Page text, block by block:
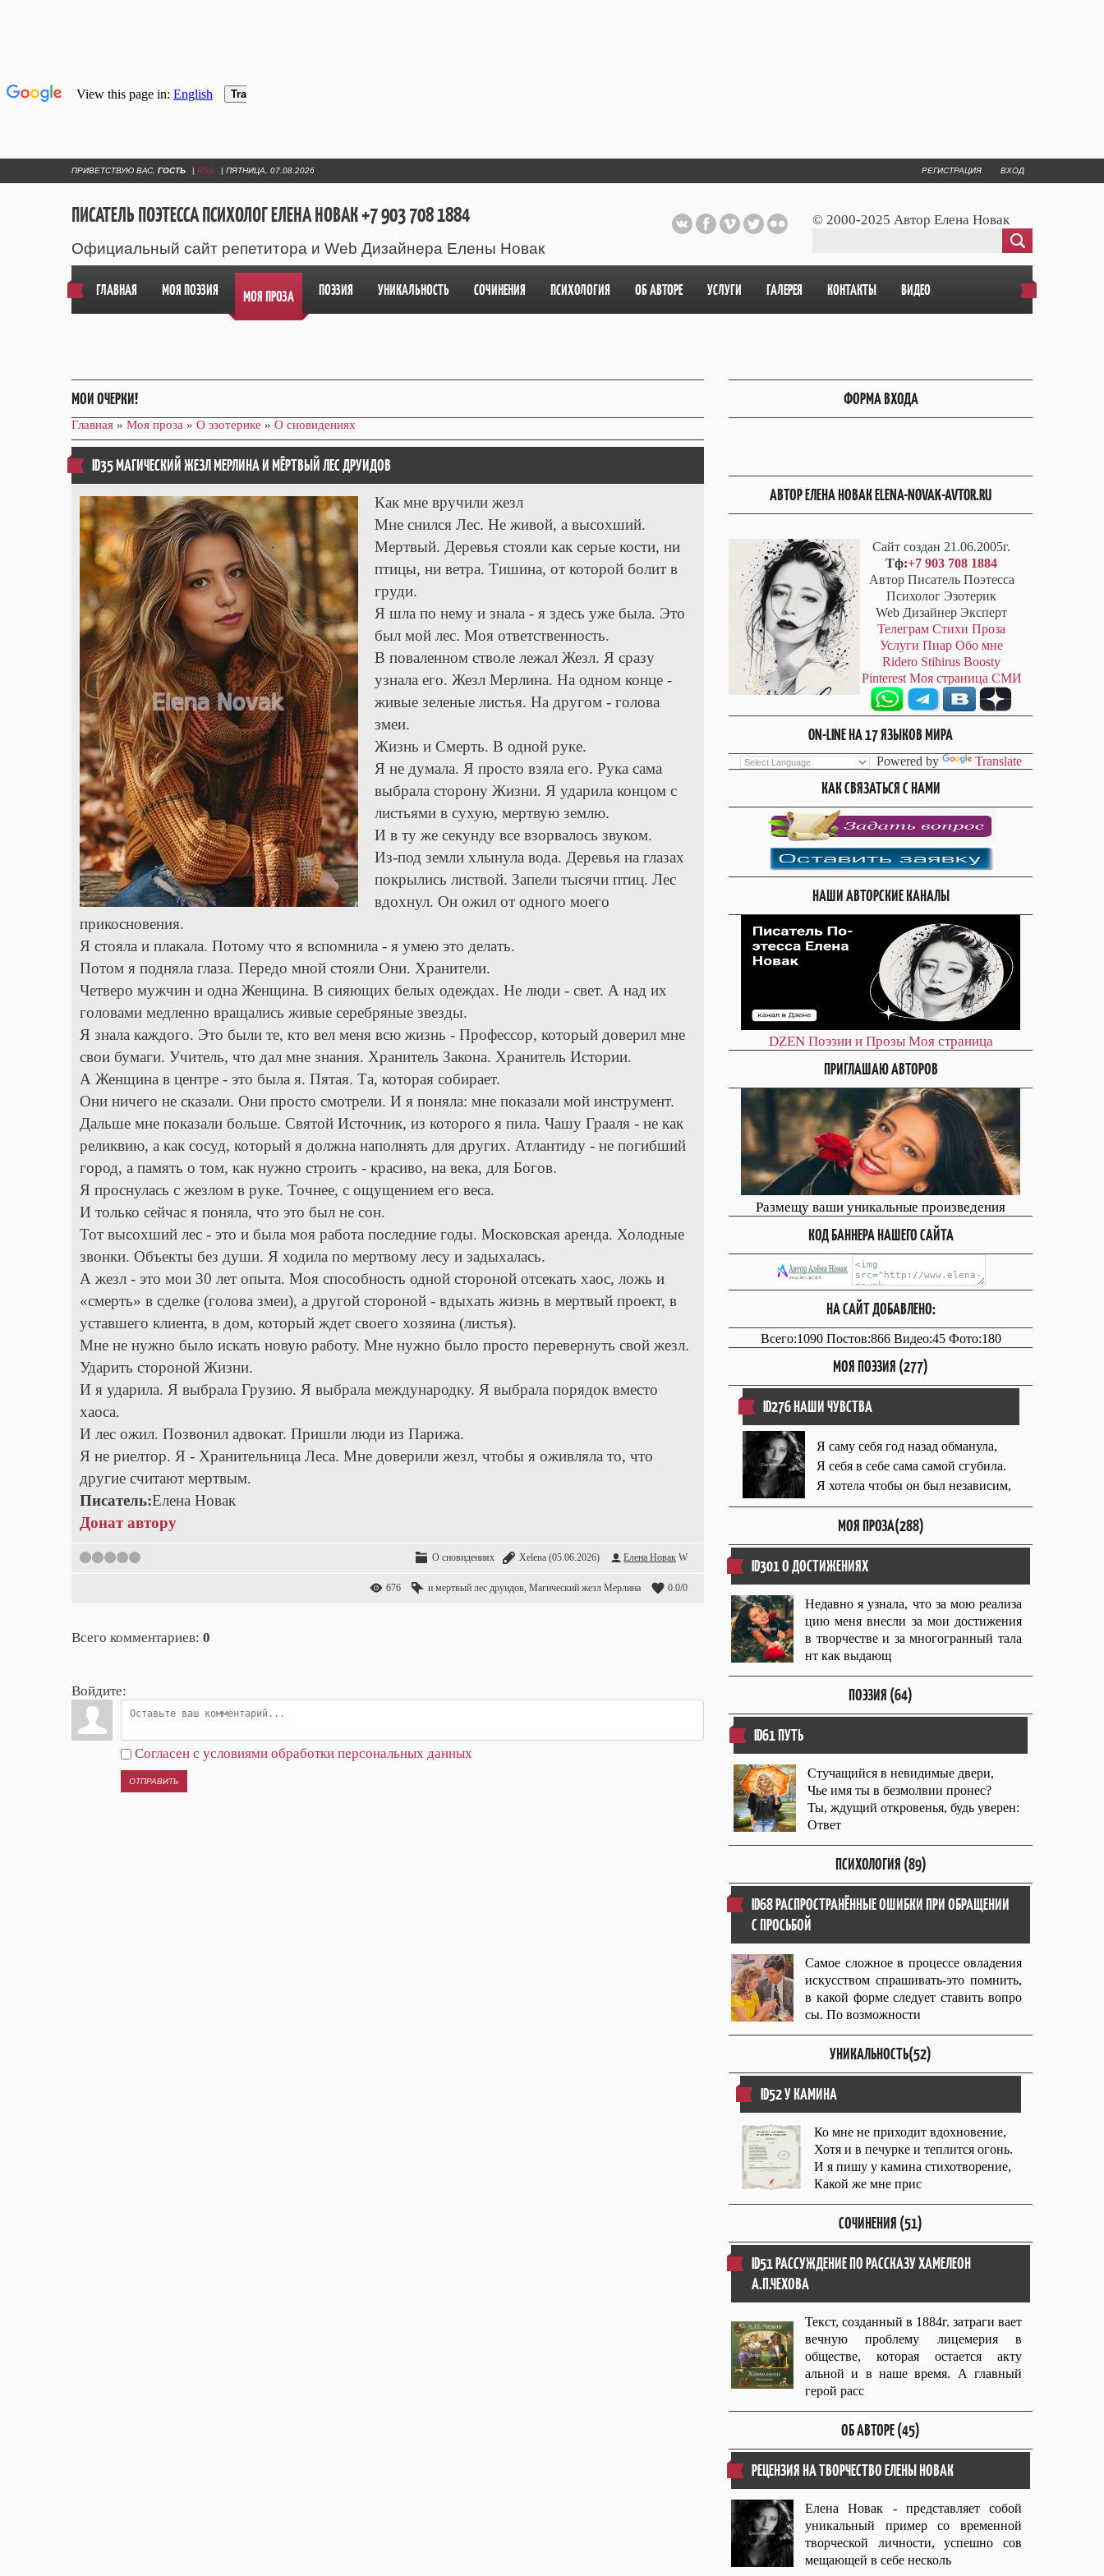
ПРИВЕТСТВУЮ ВАС ГОСТЬ | RSS | ПЯТНИЦА, 07.08.2026 РЕГИСТРАЦИЯ ВХОД
ПИСАТЕЛЬ ПОЭТЕССА ПСИХОЛОГ ЕЛЕНА НОВАК +7 903 708 1884
Официальный сайт репетитора и Web Дизайнера Елены Новак
© 2000-2025 Автор Елена Новак
ГЛАВНАЯ МОЯ ПОЭЗИЯ МОЯ ПРОЗА ПОЭЗИЯ УНИКАЛЬНОСТЬ СОЧИНЕНИЯ ПСИХОЛОГИЯ ОБ АВТОРЕ УСЛУГИ ГАЛЕРЕЯ КОНТАКТЫ ВИДЕО
МОИ ОЧЕРКИ!
Главная » Моя проза » О эзотерике » О сновидениях
ID35 МАГИЧЕСКИЙ ЖЕЗЛ МЕРЛИНА И МЁРТВЫЙ ЛЕС ДРУИДОВ
Как мне вручили жезл
Мне снился Лес. Не живой, а высохший.
Мертвый. Деревья стояли как серые кости, ни
птицы, ни ветра. Тишина, от которой болит в
груди.
Я шла по нему и знала - я здесь уже была. Это
был мой лес. Моя ответственность.
В поваленном стволе лежал Жезл. Я сразу
узнала его. Жезл Мерлина. На одном конце -
живые зеленые листья. На другом - голова
змеи.
Жизнь и Смерть. В одной руке.
Я не думала. Я просто взяла его. Рука сама
выбрала сторону Жизни. Я ударила концом с
листьями в сухую, мертвую землю.
И в ту же секунду все взорвалось звуком.
Из-под земли хлынула вода. Деревья на глазах
покрылись листвой. Запели тысячи птиц. Лес
вдохнул. Он ожил от одного моего
прикосновения.
Я стояла и плакала. Потому что я вспомнила - я умею это делать.
Потом я подняла глаза. Передо мной стояли Они. Хранители.
Четверо мужчин и одна Женщина. В сияющих белых одеждах. Не люди - свет. А над их
головами медленно вращались живые серебряные звезды.
Я знала каждого. Это были те, кто вел меня всю жизнь - Профессор, который доверил мне
свои бумаги. Учитель, что дал мне знания. Хранитель Закона. Хранитель Истории.
А Женщина в центре - это была я. Пятая. Та, которая собирает.
Они ничего не сказали. Они просто смотрели. И я поняла: мне показали мой инструмент.
Дальше мне показали больше. Святой Источник, из которого я пила. Чашу Грааля - не как
реликвию, а как сосуд, который я должна наполнять для других. Атлантиду - не погибший
город, а память о том, как нужно строить - красиво, на века, для Богов.
Я проснулась с жезлом в руке. Точнее, с ощущением его веса.
И только сейчас я поняла, что это был не сон.
Тот высохший лес - это и была моя работа последние годы. Московская аренда. Холодные
звонки. Объекты без души. Я ходила по мертвому лесу и задыхалась.
А жезл - это мои 30 лет опыта. Моя способность одной стороной отсекать хаос, ложь и
«смерть» в сделке (голова змеи), а другой стороной - вдыхать жизнь в мертвый проект, в
уставшего клиента, в дом, который ждет своего хозяина (листья).
Мне не нужно было искать новую работу. Мне нужно было просто перевернуть свой жезл.
Ударить стороной Жизни.
И я ударила. Я выбрала Грузию. Я выбрала международку. Я выбрала порядок вместо
хаоса.
И лес ожил. Позвонил адвокат. Пришли люди из Парижа.
Я не риелтор. Я - Хранительница Леса. Мне доверили жезл, чтобы я оживляла то, что
другие считают мертвым.
Писатель:Елена Новак
Донат автору
1 2 3 4 О сновидениях Xelena (05.06.2026) Елена Новак W
676 и мертвый лес друидов, Магический жезл Мерлина 0.0/0
Всего комментариев: 0
Войдите:
Согласен с условиями обработки персональных данных
ОТПРАВИТЬ
ФОРМА ВХОДА
АВТОР ЕЛЕНА НОВАК ELENA-NOVAK-AVTOR.RU
Сайт создан 21.06.2005г.
Тф:+7 903 708 1884
Автор Писатель Поэтесса
Психолог Эзотерик
Web Дизайнер Эксперт
Телеграм Стихи Проза
Услуги Пиар Обо мне
Ridero Stihirus Boosty
Pinterest Моя страница СМИ
ON-LINE НА 17 ЯЗЫКОВ МИРА
Powered by Translate
КАК СВЯЗАТЬСЯ С НАМИ
НАШИ АВТОРСКИЕ КАНАЛЫ
DZEN Поэзии и Прозы Моя страница
ПРИГЛАШАЮ АВТОРОВ
Размещу ваши уникальные произведения
КОД БАННЕРА НАШЕГО САЙТА
НА САЙТ ДОБАВЛЕНО:
Всего:1090 Постов:866 Видео:45 Фото:180
МОЯ ПОЭЗИЯ (277)
ID276 НАШИ ЧУВСТВА
Я саму себя год назад обманула,
Я себя в себе сама самой сгубила.
Я хотела чтобы он был независим,
МОЯ ПРОЗА(288)
ID301 О ДОСТИЖЕНИЯХ
Недавно я узнала, что за мою реализа
цию меня внесли за мои достижения
в творчестве и за многогранный тала
нт как выдающ
ПОЭЗИЯ (64)
ID61 ПУТЬ
Стучащийся в невидимые двери,
Чье имя ты в безмолвии пронес?
Ты, ждущий откровенья, будь уверен:
Ответ
ПСИХОЛОГИЯ (89)
ID68 РАСПРОСТРАНЁННЫЕ ОШИБКИ ПРИ ОБРАЩЕНИИ
С ПРОСЬБОЙ
Самое сложное в процессе овладения
искусством спрашивать-это помнить,
в какой форме следует ставить вопро
сы. По возможности
УНИКАЛЬНОСТЬ(52)
ID52 У КАМИНА
Ко мне не приходит вдохновение,
Хотя и в печурке и теплится огонь.
И я пишу у камина стихотворение,
Какой же мне прис
СОЧИНЕНИЯ (51)
ID51 РАССУЖДЕНИЕ ПО РАССКАЗУ ХАМЕЛЕОН
А.П.ЧЕХОВА
Текст, созданный в 1884г. затраги вает
вечную проблему лицемерия в
обществе, которая остается акту
альной и в наше время. А главный
герой расс
ОБ АВТОРЕ (45)
РЕЦЕНЗИЯ НА ТВОРЧЕСТВО ЕЛЕНЫ НОВАК
Елена Новак - представляет собой
уникальный пример со временной
творческой личности, успешно сов
мещающей в себе несколь